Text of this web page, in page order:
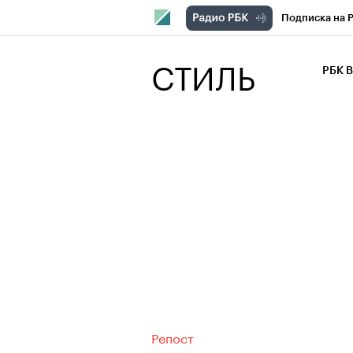
Подписка на
СТИЛЬ РБК
Репост